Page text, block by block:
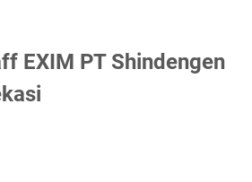
EXIM PT Shindengen